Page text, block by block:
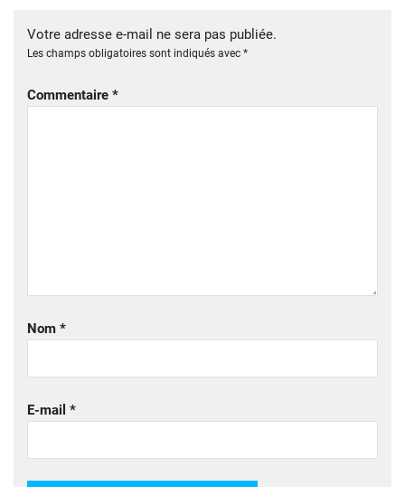
Votre adresse e-mail ne sera pas publiée.
Les champs obligatoires sont indiqués avec *
Commentaire *
Nom *
E-mail *